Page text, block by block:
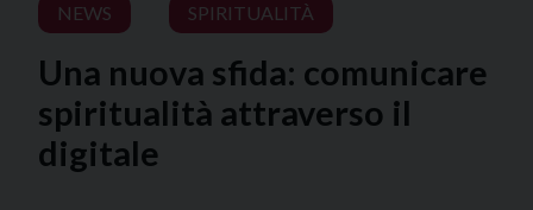
NEWS
SPIRITUALITÀ
Una nuova sfida: comunicare
spiritualità attraverso il
digitale